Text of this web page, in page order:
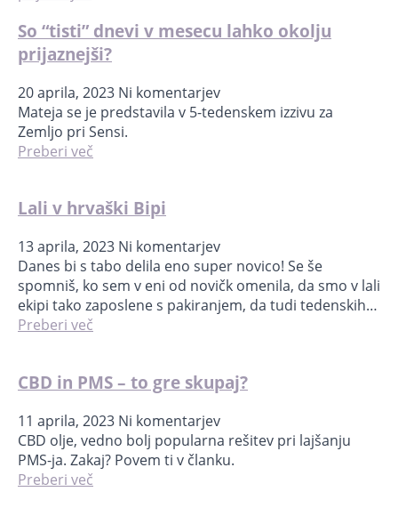
So “tisti” dnevi v mesecu lahko okolju
prijaznejši?
20 aprila, 2023 Ni komentarjev
Mateja se je predstavila v 5-tedenskem izzivu za
Zemljo pri Sensi.
Preberi več
Lali v hrvaški Bipi
13 aprila, 2023 Ni komentarjev
Danes bi s tabo delila eno super novico! Se še
spomniš, ko sem v eni od novičk omenila, da smo v lali
ekipi tako zaposlene s pakiranjem, da tudi tedenskih…
Preberi več
CBD in PMS – to gre skupaj?
11 aprila, 2023 Ni komentarjev
CBD olje, vedno bolj popularna rešitev pri lajšanju
PMS-ja. Zakaj? Povem ti v članku.
Preberi več